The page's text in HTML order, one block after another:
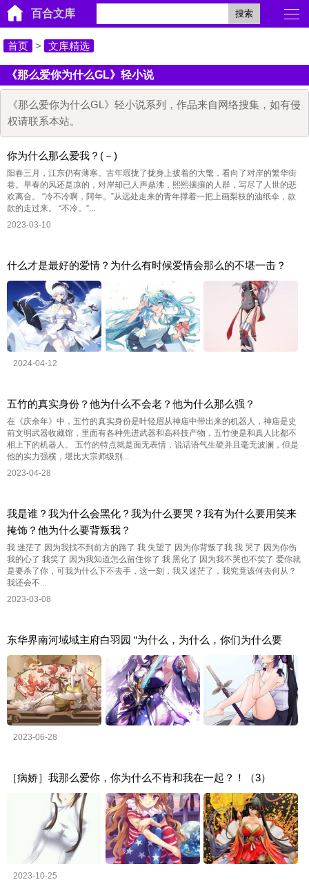
百合文库 搜索
首页 > 文库精选
《那么爱你为什么GL》轻小说
《那么爱你为什么GL》轻小说系列，作品来自网络搜集，如有侵
权请联系本站。
你为什么那么爱我？(－)
阳春三月，江东仍有薄寒。古年瑕拢了拢身上披着的大氅，看向了对岸的繁华街
巷。早春的风还是凉的，对岸却已人声鼎沸，熙熙攘攘的人群，写尽了人世的悲
欢离合。 “冷不冷啊，阿年。”从远处走来的青年撑着一把上画梨枝的油纸伞，款
款的走过来。 “不冷。”...
2023-03-10
什么才是最好的爱情？为什么有时候爱情会那么的不堪一击？
2024-04-12
五竹的真实身份？他为什么不会老？他为什么那么强？
在《庆余年》中，五竹的真实身份是叶轻眉从神庙中带出来的机器人，神庙是史
前文明武器收藏馆，里面有各种先进武器和高科技产物，五竹便是和真人比都不
相上下的机器人。 五竹的特点就是面无表情，说话语气生硬并且毫无波澜，但是
他的实力强横，堪比大宗师级别...
2023-04-28
我是谁？我为什么会黑化？我为什么要哭？我有为什么要用笑来
掩饰？他为什么要背叛我？
我 迷茫了 因为我找不到前方的路了 我 失望了 因为你背叛了我 我 哭了 因为你伤
我的心了 我笑了 因为我知道怎么留住你了 我 黑化了 因为我不哭也不笑了 爱你就
是要杀了你，可我为什么下不去手，这一刻，我又迷茫了，我究竟该何去何从？
我还会不...
2023-03-08
东华界南河域域主府白羽园 “为什么，为什么，你们为什么要
2023-06-28
［病娇］我那么爱你，你为什么不肯和我在一起？！（3）
2023-10-25